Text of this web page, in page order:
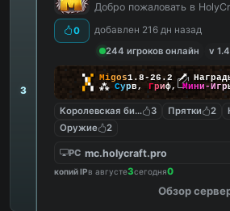
3
0
Добро пожаловать в
добавлен 216 дн назад
244 игроков онлайн
v 1.4
▚▞ Migos1.8-26.2🗡
▞▚ ⁂ Сурв, Гриф,Мини-Игр
Королевская битва3 Прятки 2
Оружие
2
PC mc.holycraft.pro
копий IPв августе3сегодня0
Обзор